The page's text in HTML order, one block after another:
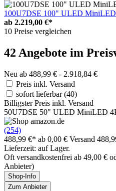
100U7DSE 100" ULED
ab 2.219,00 €*
10 Preise vergleichen
42 Angebote im
Neu ab 488,99 € - 2.918,84 €
Preis inkl. Versand
sofort lieferbar(40)
Billigster Preis inkl. Versand
50U7DSE 50" ULED MiniLED
(254)
488,99 €* ab 0,00 € Versand
Lieferzeit: auf Lager.
Oft versandkostenfrei ab 49,00 €
Anbieter)
Shop-Info
Zum Anbieter